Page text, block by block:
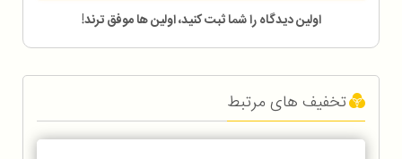
اولین دیدگاه را شما ثبت کنید، اولین ها موفق ترند!
تخفیف های مرتبط